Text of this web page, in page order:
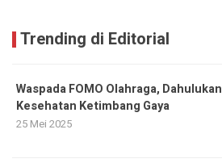
Trending di Editorial
Waspada FOMO Olahraga, Dahulukan
Kesehatan Ketimbang Gaya
25 Mei 2025